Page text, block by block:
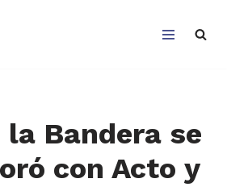
la Bandera se
con Acto y